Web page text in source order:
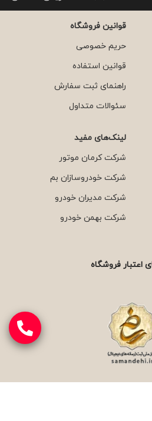
قوانین فروشگاه
حریم خصوصی
قوانین استفاده
راهنمای ثبت سفارش
سئوالات متداول
لینک‌های مفید
شرکت کرمان موتور
شرکت خودروسازان بم
شرکت مدیران خودرو
شرکت بهمن خودرو
اعتبار فروشگاه